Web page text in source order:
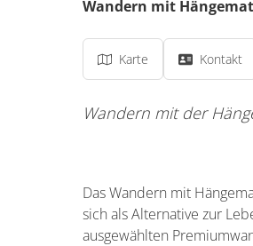
Wandern mit
Karte Kontakt
Wandern mit der
Das Wandern mit
sich als Alternative zur
ausgewählten